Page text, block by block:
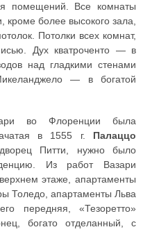
помещений. Все комнаты
кроме более высокого зала,
Потолки всех комнат,
Дух кватроченто — в
над гладкими стенами
— в богатой
во Флоренции была
в 1555 г. Палаццо
Питти, нужно было
Из работ Вазари
этаже, апартаменты
Толедо, апартаменты Льва
передняя, «Тезоретто»
богато отделанный, с